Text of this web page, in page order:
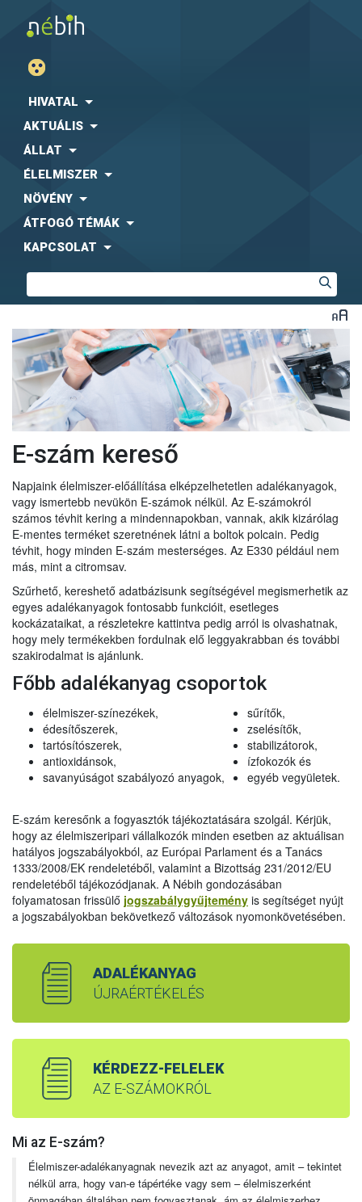
HIVATAL
AKTUÁLIS
ÁLLAT
ÉLELMISZER
NÖVÉNY
ÁTFOGÓ TÉMÁK
KAPCSOLAT
E-szám kereső
Napjaink élelmiszer-előállítása elképzelhetetlen adalékanyagok,
vagy ismertebb nevükön E-számok nélkül. Az E-számokról
számos tévhit kering a mindennapokban, vannak, akik kizárólag
E-mentes terméket szeretnének látni a boltok polcain. Pedig
tévhit, hogy minden E-szám mesterséges. Az E330 például nem
más, mint a citromsav.
Szűrhető, kereshető adatbázisunk segítségével megismerhetik az
egyes adalékanyagok fontosabb funkcióit, esetleges
kockázataikat, a részletekre kattintva pedig arról is olvashatnak,
hogy mely termékekben fordulnak elő leggyakrabban és további
szakirodalmat is ajánlunk.
Főbb adalékanyag csoportok
élelmiszer-színezékek,
édesítőszerek,
tartósítószerek,
antioxidánsok,
savanyúságot szabályozó anyagok,
sűrítők,
zselésítők,
stabilizátorok,
ízfokozók és
egyéb vegyületek.
E-szám keresőnk a fogyasztók tájékoztatására szolgál. Kérjük,
hogy az élelmiszeripari vállalkozók minden esetben az aktuálisan
hatályos jogszabályokból, az Európai Parlament és a Tanács
1333/2008/EK rendeletéből, valamint a Bizottság 231/2012/EU
rendeletéből tájékozódjanak. A Nébih gondozásában
folyamatosan frissülő jogszabálygyűjtemény is segítséget nyújt
a jogszabályokban bekövetkező változások nyomonkövetésében.
ADALÉKANYAG
ÚJRAÉRTÉKELÉS
KÉRDEZZ-FELELEK
AZ E-SZÁMOKRÓL
Mi az E-szám?
Élelmiszer-adalékanyagnak nevezik azt az anyagot, amit – tekintet
nélkül arra, hogy van-e tápértéke vagy sem – élelmiszerként